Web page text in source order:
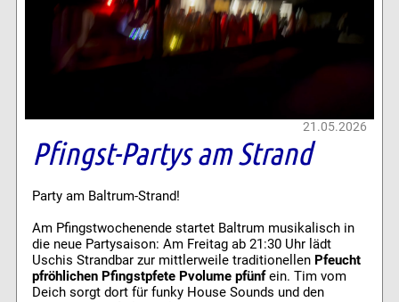
21.05.2026
Pfingst-Partys am Strand
Party am Baltrum-Strand!
Am Pfingstwochenende startet Baltrum musikalisch in
die neue Partysaison: Am Freitag ab 21:30 Uhr lädt
Uschis Strandbar zur mittlerweile traditionellen Pfeucht
pfröhlichen Pfingstpfete Pvolume pfünfein. Tim vom
Deich sorgt dort für funky House Sounds und den